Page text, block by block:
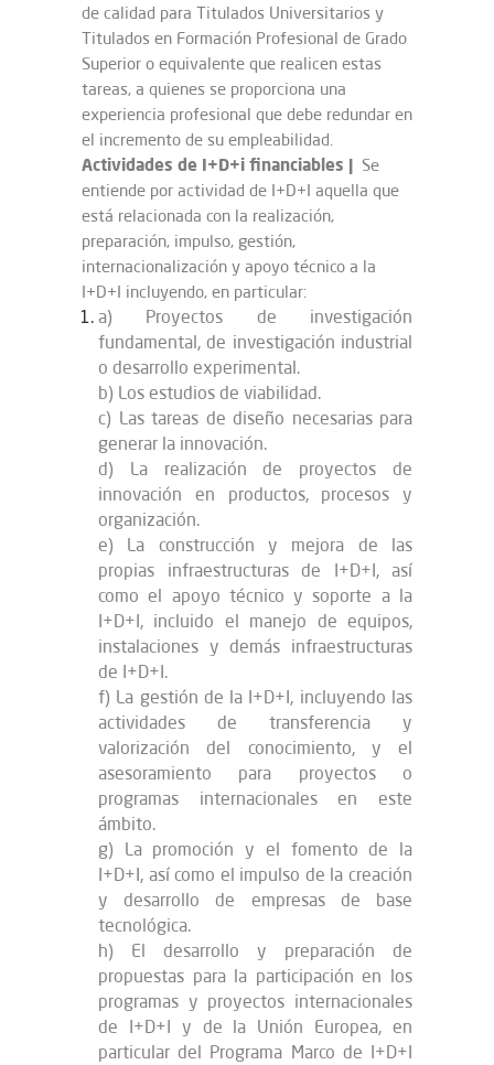
de calidad para Titulados Universitarios y
Titulados en Formación Profesional de Grado
Superior o equivalente que realicen estas
tareas, a quienes se proporciona una
experiencia profesional que debe redundar en
el incremento de su empleabilidad.
Actividades de I+D+i financiables | Se
entiende por actividad de I+D+I aquella que
está relacionada con la realización,
preparación, impulso, gestión,
internacionalización y apoyo técnico a la
I+D+I incluyendo, en particular:
a) Proyectos de investigación
fundamental, de investigación industrial
o desarrollo experimental.
b) Los estudios de viabilidad.
c) Las tareas de diseño necesarias para
generar la innovación.
d) La realización de proyectos de
innovación en productos, procesos y
organización.
e) La construcción y mejora de las
propias infraestructuras de I+D+I, así
como el apoyo técnico y soporte a la
I+D+I, incluido el manejo de equipos,
instalaciones y demás infraestructuras
de I+D+I.
f) La gestión de la I+D+I, incluyendo las
actividades de transferencia y
valorización del conocimiento, y el
asesoramiento para proyectos o
programas internacionales en este
ámbito.
g) La promoción y el fomento de la
I+D+I, así como el impulso de la creación
y desarrollo de empresas de base
tecnológica.
h) El desarrollo y preparación de
propuestas para la participación en los
programas y proyectos internacionales
de I+D+I y de la Unión Europea, en
particular del Programa Marco de I+D+I